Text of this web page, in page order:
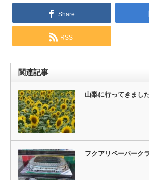
Share
RSS
関連記事
山梨に行ってきまし
フクアリペーパーク